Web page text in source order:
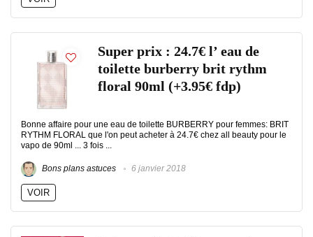
Super prix : 24.7€ l’ eau de
toilette burberry brit rythm
floral 90ml (+3.95€ fdp)
Bonne affaire pour une eau de toilette BURBERRY pour femmes: BRIT
RYTHM FLORAL que l'on peut acheter à 24.7€ chez all beauty pour le
vapo de 90ml ... 3 fois ...
Bons plans astuces 6 janvier 2018
VOIR